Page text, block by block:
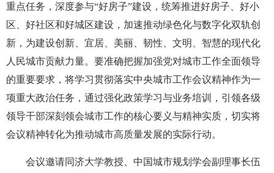
重点任务，深度参与“好房子”建设，统筹推进好房子、好小
区、好社区和好城区建设，加速推动绿色化与数字化双轨创
新，为建设创新、宜居、美丽、韧性、文明、智慧的现代化
人民城市贡献力量。要准确把握加强党对城市工作全面领导
的重要要求，将学习贯彻落实中央城市工作会议精神作为一
项重大政治任务，通过强化政策学习与业务培训，引领各级
领导干部深刻领会城市工作的核心要义与精神实质，切实将
会议精神转化为推动城市高质量发展的实际行动。
会议邀请同济大学教授、中国城市规划学会副理事长伍